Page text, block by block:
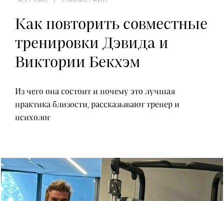
Как повторить совместные
тренировки Дэвида и
Виктории Бекхэм
Из чего она состоит и почему это лучшая
практика близости, рассказывают тренер и
психолог